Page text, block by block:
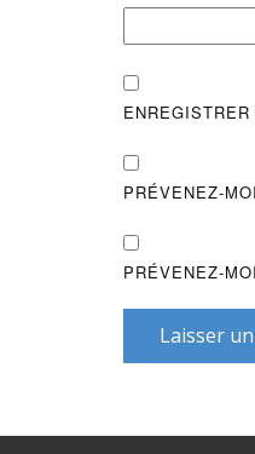
PRÉVENEZ-
PRÉVENEZ-
Laisser